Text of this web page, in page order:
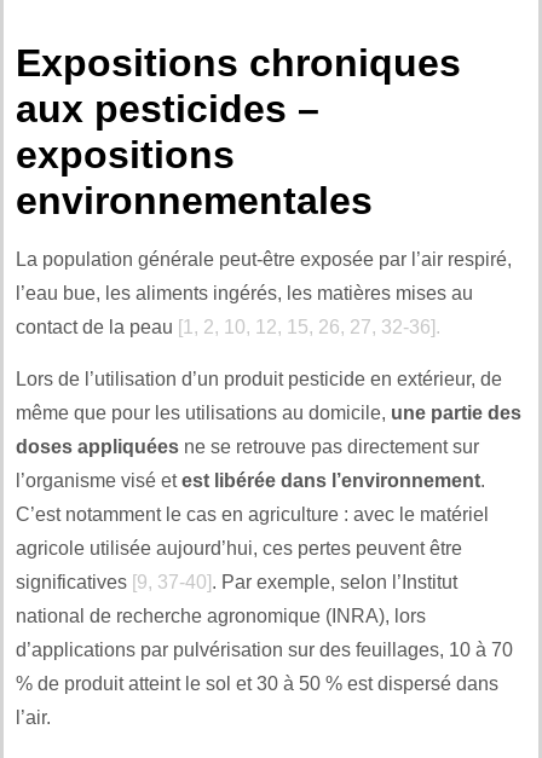
Expositions chroniques
aux pesticides –
expositions
environnementales
La population générale peut-être exposée par l’air respiré,
l’eau bue, les aliments ingérés, les matières mises au
contact de la peau [1, 2, 10, 12, 15, 26, 27, 32-36].
Lors de l’utilisation d’un produit pesticide en extérieur, de
même que pour les utilisations au domicile, une partie des
doses appliquées ne se retrouve pas directement sur
l’organisme visé etest libérée dans l’environnement.
C’est notamment le cas en agriculture : avec le matériel
agricole utilisée aujourd’hui, ces pertes peuvent être
significatives [9, 37-40]. Par exemple, selon l’Institut
national de recherche agronomique (INRA), lors
d’applications par pulvérisation sur des feuillages, 10 à 70
% de produit atteint le sol et 30 à 50 % est dispersé dans
l’air.